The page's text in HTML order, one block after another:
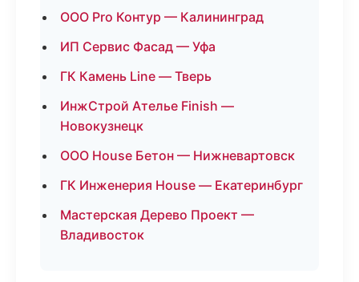
ООО Pro Контур — Калининград
ИП Сервис Фасад — Уфа
ГК Камень Line — Тверь
ИнжСтрой Ателье Finish —
Новокузнецк
ООО House Бетон — Нижневартовск
ГК Инженерия House — Екатеринбург
Мастерская Дерево Проект —
Владивосток